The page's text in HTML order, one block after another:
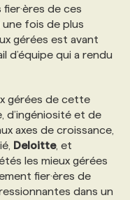
fier·ères de ces
fois de plus
gérées est avant
d’équipe qui a rendu
gérées de cette
d’ingéniosité et de
axes de croissance,
Deloitte, et
les mieux gérées
fier·ères de
dans un